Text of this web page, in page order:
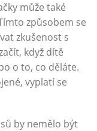
může také
způsobem se
zkušenost s
když dítě
o to, co děláte.
vyplatí se
by nemělo být